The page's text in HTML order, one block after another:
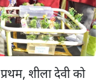
शीला देवी को